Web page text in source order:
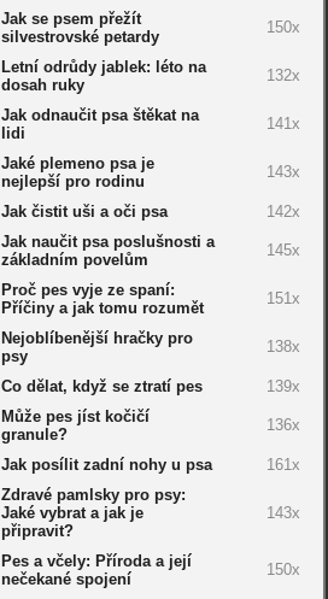
Jak se psem přežít
silvestrovské petardy
150x
Letní odrůdy jablek: léto na
dosah ruky
132x
Jak odnaučit psa štěkat na
lidi
141x
Jaké plemeno psa je
nejlepší pro rodinu
143x
Jak čistit uši a oči psa 142x
Jak naučit psa poslušnosti a
základním povelům
145x
Proč pes vyje ze spaní:
Příčiny a jak tomu rozumět
151x
Nejoblíbenější hračky pro
psy
138x
Co dělat, když se ztratí pes 139x
Může pes jíst kočičí
granule?
136x
Jak posílit zadní nohy u psa 161x
Zdravé pamlsky pro psy:
Jaké vybrat a jak je
připravit?
143x
Pes a včely: Příroda a její
nečekané spojení
150x